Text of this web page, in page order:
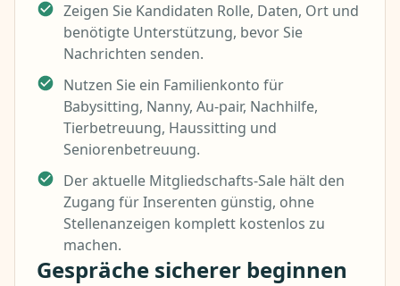
Zeigen Sie Kandidaten Rolle, Daten, Ort und
benötigte Unterstützung, bevor Sie
Nachrichten senden.
Nutzen Sie ein Familienkonto für
Babysitting, Nanny, Au-pair, Nachhilfe,
Tierbetreuung, Haussitting und
Seniorenbetreuung.
Der aktuelle Mitgliedschafts-Sale hält den
Zugang für Inserenten günstig, ohne
Stellenanzeigen komplett kostenlos zu
machen.
Gespräche sicherer beginnen